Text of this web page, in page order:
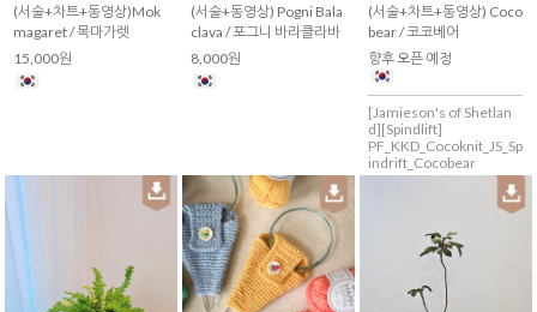
(서술+차트+동영상)Mok
magaret / 목마가렛
15,000원
(서술+동영상) Pogni Bala
clava / 포그니 바라클라바
8,000원
(서술+차트+동영상) Coco
bear / 코코베어
향후 오픈 예정
[Jamieson's of Shetlan
d][Spindlift]
PF_KKD_Cocoknit_JS_Sp
indrift_Cocobear